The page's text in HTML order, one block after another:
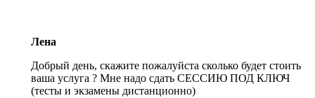
Лена
Добрый день, скажите пожалуйста сколько будет стоить
ваша услуга ? Мне надо сдать СЕССИЮ ПОД КЛЮЧ
(тесты и экзамены дистанционно)